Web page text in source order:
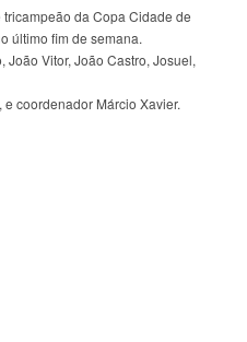
da Copa Cidade de
último fim de semana.
João Vitor, João Castro, Josuel,
coordenador Márcio Xavier.